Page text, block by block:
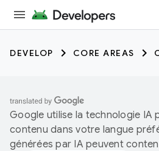
DEVELOP CORE AREAS
Google utilise la technologie IA
contenu dans votre langue
générées par IA peuvent